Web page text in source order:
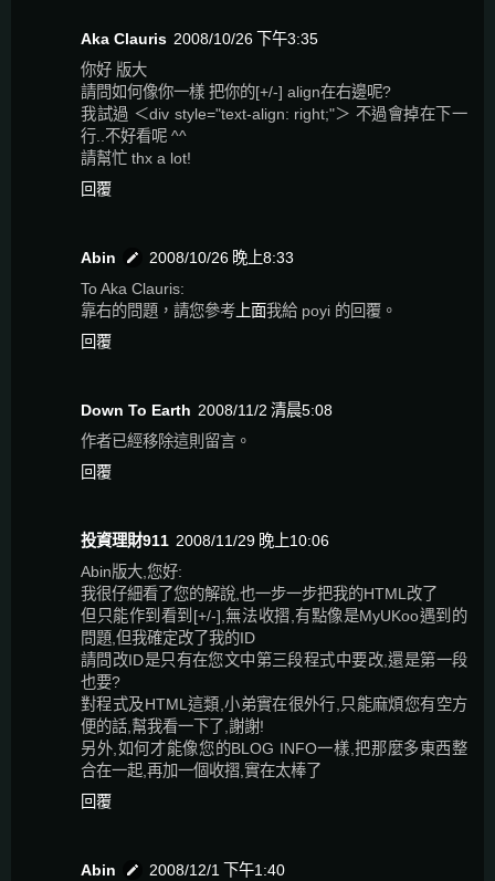
Aka Clauris 2008/10/26 下午3:35
你好 版大
請問如何像你一樣 把你的[+/-] align在右邊呢?
我試過 ＜div style="text-align: right;"＞ 不過會掉在下一
行..不好看呢 ^^
請幫忙 thx a lot!
回覆
Abin
2008/10/26 晚上8:33
To Aka Clauris:
靠右的問題，請您參考 上面我給 poyi 的回覆。
回覆
Down To Earth 2008/11/2 清晨5:08
作者已經移除這則留言。
回覆
投資理財911 2008/11/29 晚上10:06
Abin版大,您好:
我很仔細看了您的解說,也一步一步把我的HTML改了
但只能作到看到[+/-],無法收摺,有點像是MyUKoo遇到的
問題,但我確定改了我的ID
請問改ID是只有在您文中第三段程式中要改,還是第一段
也要?
對程式及HTML這類,小弟實在很外行,只能麻煩您有空方
便的話,幫我看一下了,謝謝!
另外,如何才能像您的BLOG INFO一樣,把那麼多東西整
合在一起,再加一個收摺,實在太棒了
回覆
Abin
2008/12/1 下午1:40